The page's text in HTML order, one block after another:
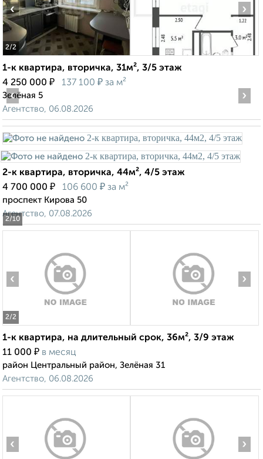
2/2
‹ ›
1-к квартира, вторичка, 31м², 3/5 этаж
4 250 000 ₽ 137 100 ₽ за м²
Зелёная 5
Агентство, 06.08.2026
2/10
‹ ›
2-к квартира, вторичка, 44м², 4/5 этаж
4 700 000 ₽ 106 600 ₽ за м²
проспект Кирова 50
Агентство, 07.08.2026
2/2
‹ ›
1-к квартира, на длительный срок, 36м², 3/9 этаж
11 000 ₽ в месяц
район Центральный район, Зелёная 31
Агентство, 06.08.2026
‹ ›